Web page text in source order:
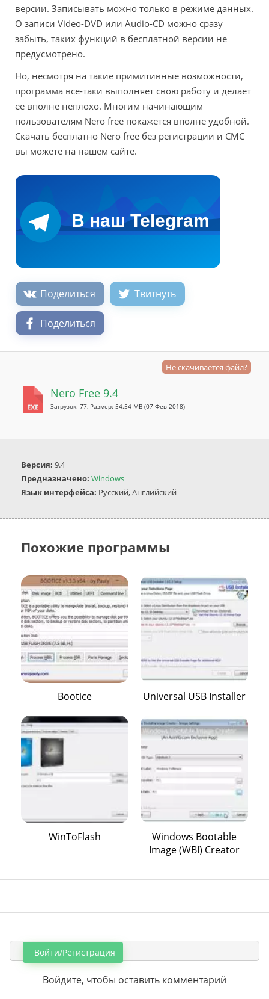
версии. Записывать можно только в режиме данных.
О записи Video-DVD или Audio-CD можно сразу
забыть, таких функций в бесплатной версии не
предусмотрено.
Но, несмотря на такие примитивные возможности,
программа все-таки выполняет свою работу и делает
ее вполне неплохо. Многим начинающим
пользователям Nero free покажется вполне удобной.
Скачать бесплатно Nero free без регистрации и СМС
вы можете на нашем сайте.
Поделиться Твитнуть
Поделиться
Не скачивается файл?
Nero Free 9.4
Загрузок: 77, Размер: 54.54 MB (07 Фев 2018)
Версия: 9.4
Предназначено: Windows
Язык интерфейса: Русский, Английский
Похожие программы
Bootice Universal USB Installer
WinToFlash
Windows Bootable
Image (WBI) Creator
Войти/Регистрация
Войдите, чтобы оставить комментарий